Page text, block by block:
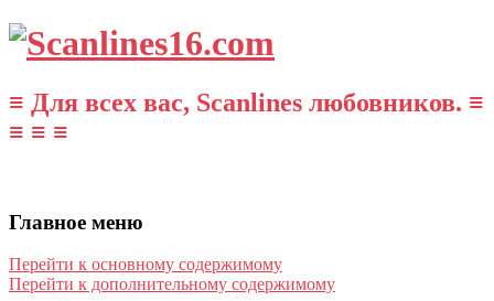
≡ Для всех вас, Scanlines любовников. ≡
≡ ≡ ≡
Главное меню
Перейти к основному содержимому
Перейти к дополнительному содержимому